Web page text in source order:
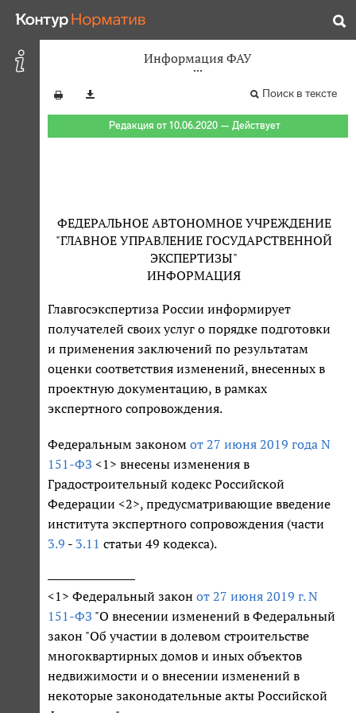
Информация ФАУ
Поиск в тексте
Редакция от 10.06.2020 — Действует
ФЕДЕРАЛЬНОЕ АВТОНОМНОЕ УЧРЕЖДЕНИЕ
"ГЛАВНОЕ УПРАВЛЕНИЕ ГОСУДАРСТВЕННОЙ
ЭКСПЕРТИЗЫ"
ИНФОРМАЦИЯ
Главгосэкспертиза России информирует
получателей своих услуг о порядке подготовки
и применения заключений по результатам
оценки соответствия изменений, внесенных в
проектную документацию, в рамках
экспертного сопровождения.
Федеральным законом от 27 июня 2019 года N
151-ФЗ <1> внесены изменения в
Градостроительный кодекс Российской
Федерации <2>, предусматривающие введение
института экспертного сопровождения (части
3.9 - 3.11 статьи 49 кодекса).
<1> Федеральный закон от 27 июня 2019 г. N
151-ФЗ "О внесении изменений в Федеральный
закон "Об участии в долевом строительстве
многоквартирных домов и иных объектов
недвижимости и о внесении изменений в
некоторые законодательные акты Российской